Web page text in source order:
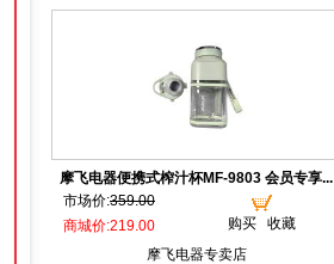
摩飞电器便携式榨汁杯MF-9803 会员专享...
市场价:359.00
购买
收藏
商城价:219.00
摩飞电器专卖店